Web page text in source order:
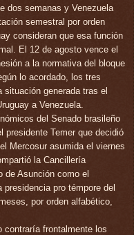
dos semanas y Venezuela
semestral por orden
consideran que esa función
El 12 de agosto vence el
a la normativa del bloque
lo acordado, los tres
generada tras el
a Venezuela.
del Senado brasileño
presidente Temer que decidió
Mercosur asumida el viernes
la Cancillería
de Asunción como el
pro témpore del
por orden alfabético,
contraría frontalmente los